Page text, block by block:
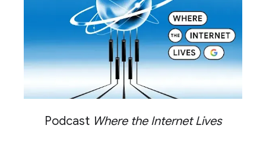
Podcast Where the Internet Lives